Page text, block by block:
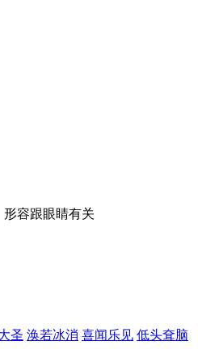
容跟眼睛有关
圣 涣若冰消 喜闻乐见 低头耷脑